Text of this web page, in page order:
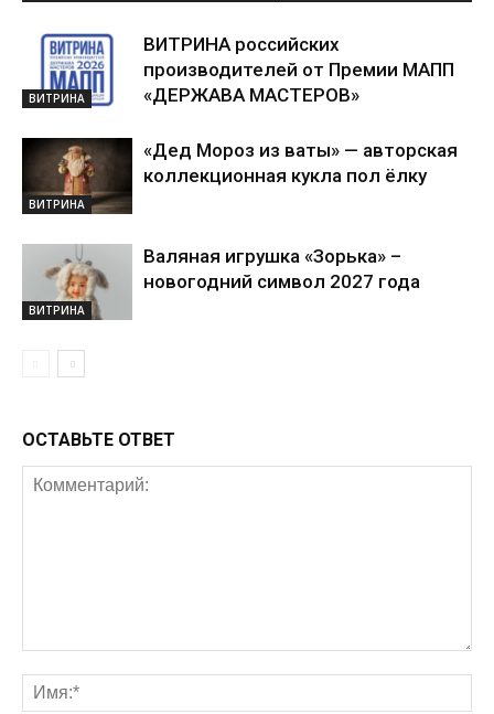
ВИТРИНА
ВИТРИНА российских
производителей от Премии МАПП
«ДЕРЖАВА МАСТЕРОВ»
ВИТРИНА
«Дед Мороз из ваты» — авторская
коллекционная кукла пол ёлку
ВИТРИНА
Валяная игрушка «Зорька» –
новогодний символ 2027 года
ОСТАВЬТЕ ОТВЕТ